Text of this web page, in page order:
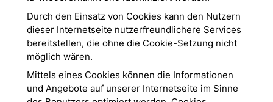
Durch den Einsatz von Cookies kann den Nutzern
dieser Internetseite nutzerfreundlichere Services
bereitstellen, die ohne die Cookie-Setzung nicht
möglich wären.
Mittels eines Cookies können die Informationen
und Angebote auf unserer Internetseite im Sinne